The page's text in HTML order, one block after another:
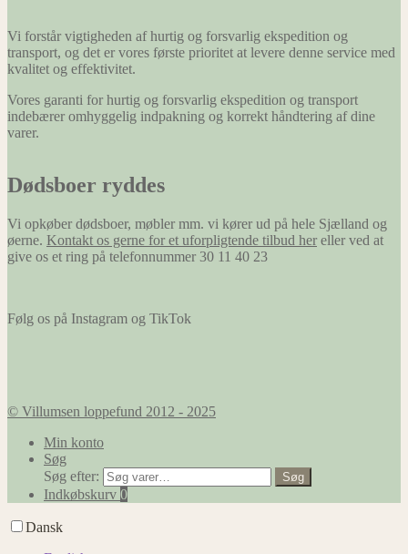
Vi forstår vigtigheden af hurtig og forsvarlig ekspedition og
transport, og det er vores første prioritet at levere denne service med
kvalitet og effektivitet.
Vores garanti for hurtig og forsvarlig ekspedition og transport
indebærer omhyggelig indpakning og korrekt håndtering af dine
varer.
Dødsboer ryddes
Vi opkøber dødsboer, møbler mm. vi kører ud på hele Sjælland og
øerne. Kontakt os gerne for et uforpligtende tilbud her eller ved at
give os et ring på telefonnummer 30 11 40 23
Følg os på Instagram og TikTok
© Villumsen loppefund 2012 - 2025
Min konto
Søg
Søg efter:
Søg
Indkøbskurv 0
Dansk